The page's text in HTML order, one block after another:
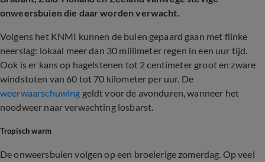
onweersbuien die daar worden verwacht.
Volgens het KNMI kunnen de buien gepaard gaan met flinke
neerslag: lokaal meer dan 30 millimeter regen in een uur tijd.
Ook is er kans op hagelstenen tot 2 centimeter groot en zware
windstoten van 60 tot 70 kilometer per uur. De
weerwaarschuwing geldt voor de avonduren, wanneer het
noodweer naar verwachting losbarst.
Tropisch warm
De onweersbuien volgen op een broeierige zomerdag. Op veel